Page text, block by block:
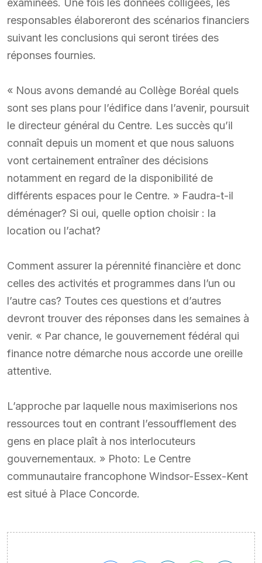
responsables élaboreront des scénarios financiers
suivant les conclusions qui seront tirées des
réponses fournies.
« Nous avons demandé au Collège Boréal quels
sont ses plans pour l’édifice dans l’avenir, poursuit
le directeur général du Centre. Les succès qu’il
connaît depuis un moment et que nous saluons
vont certainement entraîner des décisions
notamment en regard de la disponibilité de
différents espaces pour le Centre. » Faudra-t-il
déménager? Si oui, quelle option choisir : la
location ou l’achat?
Comment assurer la pérennité financière et donc
celles des activités et programmes dans l’un ou
l’autre cas? Toutes ces questions et d’autres
devront trouver des réponses dans les semaines à
venir. « Par chance, le gouvernement fédéral qui
finance notre démarche nous accorde une oreille
attentive.
L’approche par laquelle nous maximiserions nos
ressources tout en contrant l’essoufflement des
gens en place plaît à nos interlocuteurs
gouvernementaux. » Photo: Le Centre
communautaire francophone Windsor-Essex-Kent
est situé à Place Concorde.